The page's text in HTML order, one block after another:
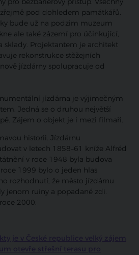
pro bezbariérový přístup. Všechny
pod dohledem památkářů.
bude už na podzim muzeum
ale také zázemí pro účinkující,
sklady. Projektantem je architekt
rekonstrukce stěžejních
jízdárny spolupracuje od
jízdárna je výjimečným
Jedná se o druhou největší
Zájem o objekt je i mezi filmaři.
historii. Jízdárnu
v letech 1858–61 kníže Alfréd
v roce 1948 byla budova
1999 bylo o jeden hlas
rozhodnutí, že město jízdárnu
jenom ruiny a popadané zdi.
2000.
je v České republice velký zájem
otevře střešní terasu pro